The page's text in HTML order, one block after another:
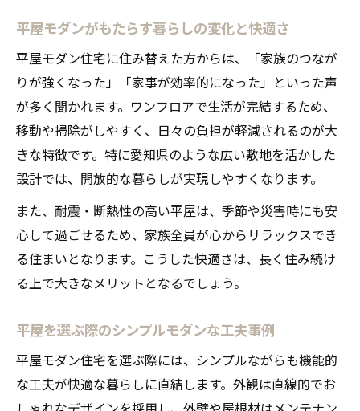
平屋の省エネ性と快適性を両立する工夫
平屋ならではのコスト面の魅力を分析
平屋モダンがもたらす暮らしの変化と快適さ
平屋モダン住宅に住み替えた方からは、「家族のつなが
りが強くなった」「家事が効率的になった」といった声
が多く聞かれます。ワンフロアで生活が完結するため、
移動や掃除がしやすく、日々の負担が軽減されるのが大
きな特徴です。特に愛知県のような広い敷地を活かした
設計では、開放的な暮らしが実現しやすくなります。
また、耐震・断熱性の高い平屋は、季節や災害時にも安
心して過ごせるため、家族全員が心からリラックスでき
る住まいとなります。こうした快適さは、長く住み続け
る上で大きなメリットとなるでしょう。
平屋を選ぶ際のシンプルモダンな工夫事例
平屋モダン住宅を選ぶ際には、シンプルながらも機能的
な工夫が快適な暮らしに直結します。外観は直線的でお